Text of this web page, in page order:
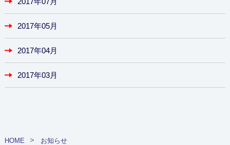
2017年05月
2017年04月
2017年03月
HOME
お知らせ